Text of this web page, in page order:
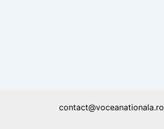
contact@voceanationala.ro